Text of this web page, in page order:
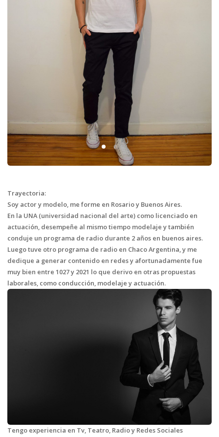
Trayectoria:
Soy actor y modelo, me forme en Rosario y Buenos Aires.
En la UNA (universidad nacional del arte) como licenciado en
actuación, desempeñe al mismo tiempo modelaje y también
conduje un programa de radio durante 2 años en buenos aires.
Luego tuve otro programa de radio en Chaco Argentina, y me
dedique a generar contenido en redes y afortunadamente fue
muy bien entre 1027 y 2021 lo que derivo en otras propuestas
laborales, como conducción, modelaje y actuación.
Tengo experiencia en Tv, Teatro, Radio y Redes Sociales